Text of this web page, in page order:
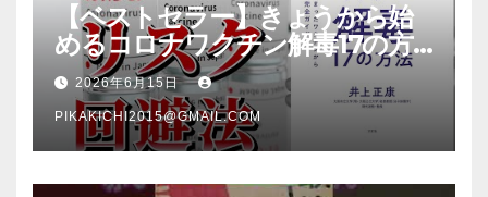
【ベストセラー】きょうから始
めるコロナワクチン解毒17の方
法【本要約】
2026年6月15日
PIKAKICHI2015@GMAIL.COM